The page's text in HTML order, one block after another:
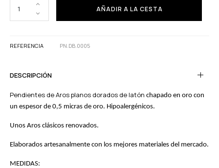
AÑADIR A LA CESTA
REFERENCIA PN.DB.0005
DESCRIPCIÓN
Pendientes de Aros planos dorados de latón chapado en oro con
un espesor de 0,5 micras de oro. Hipoalergénicos.
Unos Aros clásicos renovados.
Elaborados artesanalmente con los mejores materiales del mercado.
MEDIDAS: